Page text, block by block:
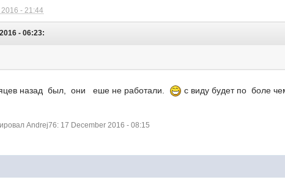
- 21:44
- 06:23:
назад был, они еше не работали. с виду будет по боле
Andrej76: 17 December 2016 - 08:15